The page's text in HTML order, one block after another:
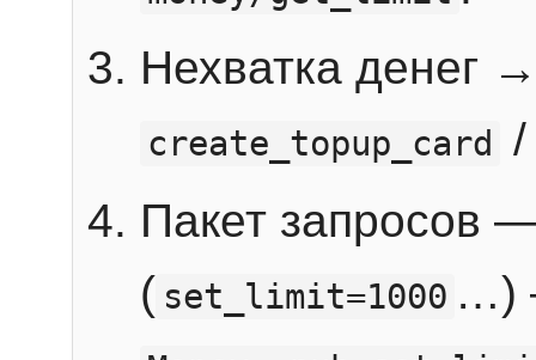
Нехватка денег
create_topup_card
Пакет запросов
( set_limit=1000 …)